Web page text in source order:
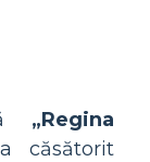
„Regina
căsătorit